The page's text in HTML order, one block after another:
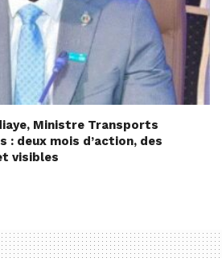
Ministre Transports
: deux mois d’action, des
visibles